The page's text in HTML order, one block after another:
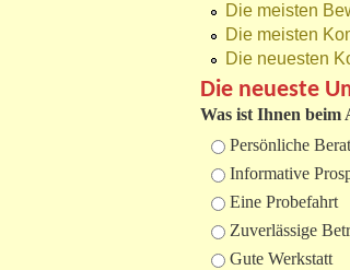
Die meisten
Die meisten
Die neuesten
Die neueste
Was ist Ihnen
Persönliche
Informative
Eine Probefahrt
Zuverlässige
Gute Werkstatt